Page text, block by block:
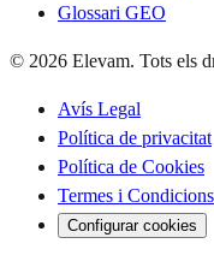
Glossari GEO
© 2026 Elevam. Tots els
Avís Legal
Política de privacitat
Política de Cookies
Termes i Condicions
Configurar cookies